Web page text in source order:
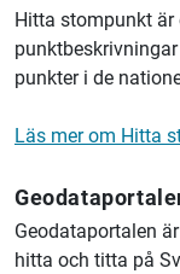
Hitta stompunkt är
punkter i de
Läs mer om Hitta
Geodataportalen
hitta och titta på